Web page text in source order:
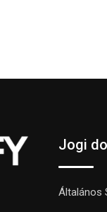
Jogi
Általános